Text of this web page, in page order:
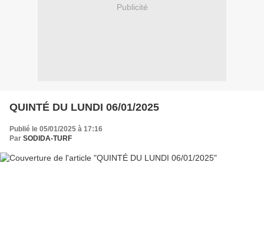
Publicité
QUINTÉ DU LUNDI 06/01/2025
Publié le 05/01/2025 à 17:16
Par SODIDA-TURF